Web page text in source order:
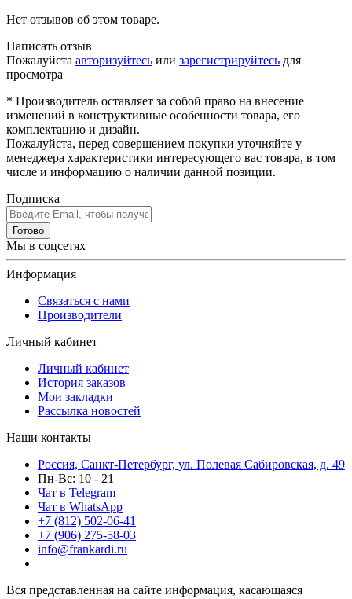
Нет отзывов об этом товаре.
Написать отзыв
Пожалуйста авторизуйтесь или зарегистрируйтесь для
просмотра
* Производитель оставляет за собой право на внесение
изменений в конструктивные особенности товара, его
комплектацию и дизайн.
Пожалуйста, перед совершением покупки уточняйте у
менеджера характеристики интересующего вас товара, в том
числе и информацию о наличии данной позиции.
Подписка
Готово
Мы в соцсетях
Информация
Связаться с нами
Производители
Личный кабинет
Личный кабинет
История заказов
Мои закладки
Рассылка новостей
Наши контакты
Россия, Санкт-Петербург, ул. Полевая Сабировская, д. 49
Пн-Вс: 10 - 21
Чат в Telegram
Чат в WhatsApp
+7 (812) 502-06-41
+7 (906) 275-58-03
info@frankardi.ru
Вся представленная на сайте информация, касающаяся